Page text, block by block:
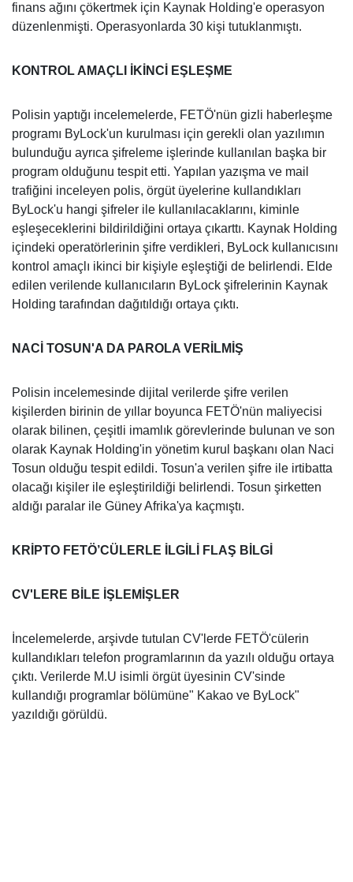
finans ağını çökertmek için Kaynak Holding'e operasyon
düzenlenmişti. Operasyonlarda 30 kişi tutuklanmıştı.
KONTROL AMAÇLI İKİNCİ EŞLEŞME
Polisin yaptığı incelemelerde, FETÖ'nün gizli haberleşme
programı ByLock'un kurulması için gerekli olan yazılımın
bulunduğu ayrıca şifreleme işlerinde kullanılan başka bir
program olduğunu tespit etti. Yapılan yazışma ve mail
trafiğini inceleyen polis, örgüt üyelerine kullandıkları
ByLock'u hangi şifreler ile kullanılacaklarını, kiminle
eşleşeceklerini bildirildiğini ortaya çıkarttı. Kaynak Holding
içindeki operatörlerinin şifre verdikleri, ByLock kullanıcısını
kontrol amaçlı ikinci bir kişiyle eşleştiği de belirlendi. Elde
edilen verilende kullanıcıların ByLock şifrelerinin Kaynak
Holding tarafından dağıtıldığı ortaya çıktı.
NACİ TOSUN'A DA PAROLA VERİLMİŞ
Polisin incelemesinde dijital verilerde şifre verilen
kişilerden birinin de yıllar boyunca FETÖ'nün maliyecisi
olarak bilinen, çeşitli imamlık görevlerinde bulunan ve son
olarak Kaynak Holding'in yönetim kurul başkanı olan Naci
Tosun olduğu tespit edildi. Tosun'a verilen şifre ile irtibatta
olacağı kişiler ile eşleştirildiği belirlendi. Tosun şirketten
aldığı paralar ile Güney Afrika'ya kaçmıştı.
KRİPTO FETÖ’CÜLERLE İLGİLİ FLAŞ BİLGİ
CV'LERE BİLE İŞLEMİŞLER
İncelemelerde, arşivde tutulan CV'lerde FETÖ'cülerin
kullandıkları telefon programlarının da yazılı olduğu ortaya
çıktı. Verilerde M.U isimli örgüt üyesinin CV'sinde
kullandığı programlar bölümüne" Kakao ve ByLock"
yazıldığı görüldü.